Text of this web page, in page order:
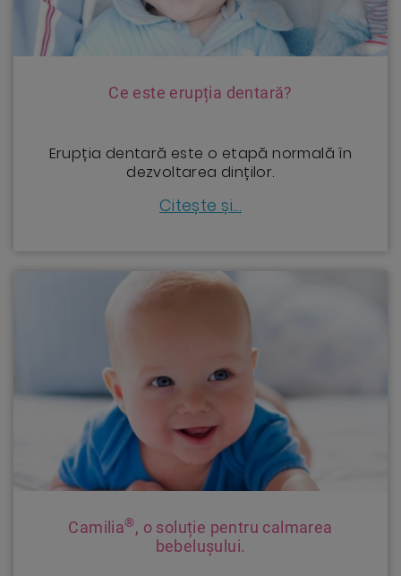
Ce este erupția dentară?
Erupția dentară este o etapă normală în
dezvoltarea dinților.
Citește și...
Camilia®, o soluție pentru calmarea
bebelușului.